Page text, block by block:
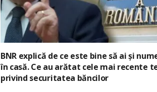
BNR explică de ce este bine să ai și
în casă. Ce au arătat cele mai recente
privind securitatea băncilor